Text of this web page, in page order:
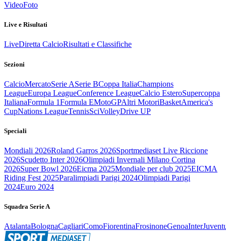
VideoFoto
Live e Risultati
LiveDiretta CalcioRisultati e Classifiche
Sezioni
CalcioMercatoSerie ASerie BCoppa ItaliaChampions
LeagueEuropa LeagueConference LeagueCalcio EsteroSupercoppa
ItalianaFormula 1Formula EMotoGPAltri MotoriBasketAmerica's
CupNations LeagueTennisSciVolleyDrive UP
Speciali
Mondiali 2026Roland Garros 2026Sportmediaset Live Riccione
2026Scudetto Inter 2026Olimpiadi Invernali Milano Cortina
2026Super Bowl 2026Eicma 2025Mondiale per club 2025EICMA
Riding Fest 2025Paralimpiadi Parigi 2024Olimpiadi Parigi
2024Euro 2024
Squadra Serie A
AtalantaBolognaCagliariComoFiorentinaFrosinoneGenoaInter